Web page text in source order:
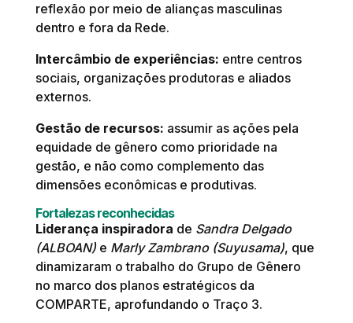
reflexão por meio de alianças masculinas
dentro e fora da Rede.
Intercâmbio de experiências: entre centros
sociais, organizações produtoras e aliados
externos.
Gestão de recursos: assumir as ações pela
equidade de gênero como prioridade na
gestão, e não como complemento das
dimensões econômicas e produtivas.
Fortalezas reconhecidas
Liderança inspiradora de Sandra Delgado
(ALBOAN)e Marly Zambrano (Suyusama), que
dinamizaram o trabalho do Grupo de Gênero
no marco dos planos estratégicos da
COMPARTE, aprofundando o Traço 3.